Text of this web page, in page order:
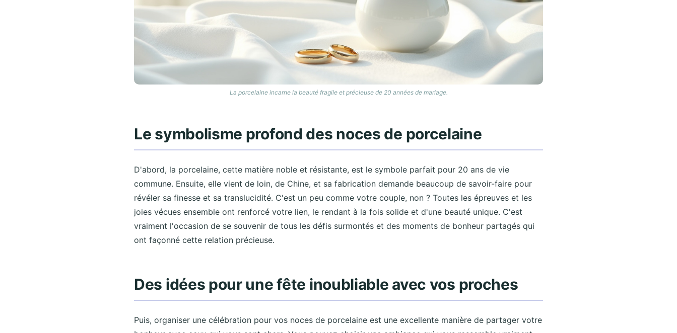
La porcelaine incarne la beauté fragile et précieuse de 20 années de mariage.
Le symbolisme profond des noces de porcelaine
D'abord, la porcelaine, cette matière noble et résistante, est le symbole parfait pour 20 ans de vie
commune. Ensuite, elle vient de loin, de Chine, et sa fabrication demande beaucoup de savoir-faire pour
révéler sa finesse et sa translucidité. C'est un peu comme votre couple, non ? Toutes les épreuves et les
joies vécues ensemble ont renforcé votre lien, le rendant à la fois solide et d'une beauté unique. C'est
vraiment l'occasion de se souvenir de tous les défis surmontés et des moments de bonheur partagés qui
ont façonné cette relation précieuse.
Des idées pour une fête inoubliable avec vos proches
Puis, organiser une célébration pour vos noces de porcelaine est une excellente manière de partager votre